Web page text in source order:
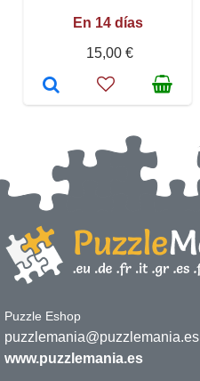
En 14 días
15,00 €
Puzzle Eshop
puzzlemania@puzzlemania.es
www.puzzlemania.es